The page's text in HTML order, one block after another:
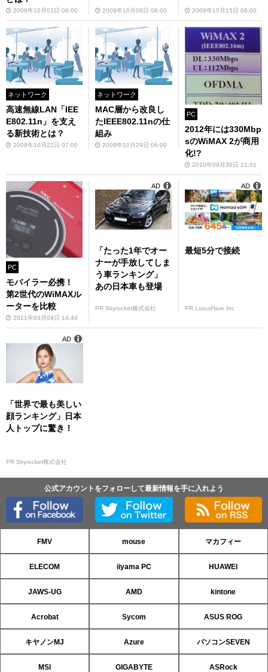
2009年10月01日 06:00 2009年10月08日 06:00 2009年10月15日 06:00
ネットワーク
高速無線LAN「IEE
E802.11n」を支え
る新技術とは？
2009年10月22日 07:00
ネットワーク
MAC層から改良し
たIEEE802.11nの仕
組み
2009年10月29日 06:00
PC
2012年には330Mbp
sのWiMAX 2が商用
化!?
2010年09月30日 21:01
PC
モバイラー必携！
第2世代のWiMAXル
ーターを比較
2011年03月04日 14:44
「たった1年でオー
ナーが手放してしま
う車ランキング」
あの日本車も登場
PR Skyrocket株式会社
AD
最短5分で接続
PR LotusFlare Inc
AD
「世界で最も美しい
顔ランキング」日本
人トップに驚き！
PR Skyrocket株式会社
AD
公式アカウントをフォローして最新情報を手に入れよう
FMV mouse マカフィー
ELECOM iiyama PC HUAWEI
JAWS-UG AMD kintone
Acrobat Sycom ASUS ROG
キヤノンMJ Azure パソコンSEVEN
MSI GIGABYTE ASRock